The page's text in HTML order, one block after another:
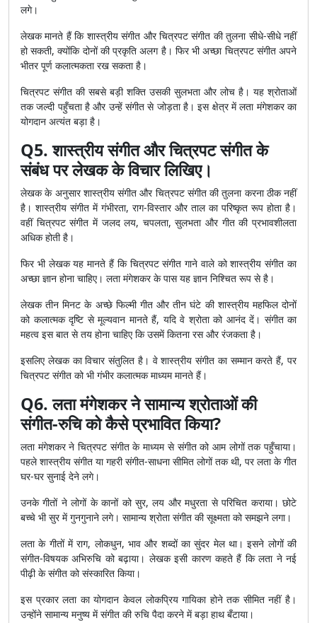
लगे।
लेखक मानते हैं कि शास्त्रीय संगीत और चित्रपट संगीत की तुलना सीधे-सीधे नहीं
हो सकती, क्योंकि दोनों की प्रकृति अलग है। फिर भी अच्छा चित्रपट संगीत अपने
भीतर पूर्ण कलात्मकता रख सकता है।
चित्रपट संगीत की सबसे बड़ी शक्ति उसकी सुलभता और लोच है। यह श्रोताओं
तक जल्दी पहुँचता है और उन्हें संगीत से जोड़ता है। इस क्षेत्र में लता मंगेशकर का
योगदान अत्यंत बड़ा है।
Q5. शास्त्रीय संगीत और चित्रपट संगीत के
संबंध पर लेखक के विचार लिखिए।
लेखक के अनुसार शास्त्रीय संगीत और चित्रपट संगीत की तुलना करना ठीक नहीं
है। शास्त्रीय संगीत में गंभीरता, राग-विस्तार और ताल का परिष्कृत रूप होता है।
वहीं चित्रपट संगीत में जलद लय, चपलता, सुलभता और गीत की प्रभावशीलता
अधिक होती है।
फिर भी लेखक यह मानते हैं कि चित्रपट संगीत गाने वाले को शास्त्रीय संगीत का
अच्छा ज्ञान होना चाहिए। लता मंगेशकर के पास यह ज्ञान निश्चित रूप से है।
लेखक तीन मिनट के अच्छे फिल्मी गीत और तीन घंटे की शास्त्रीय महफिल दोनों
को कलात्मक दृष्टि से मूल्यवान मानते हैं, यदि वे श्रोता को आनंद दें। संगीत का
महत्व इस बात से तय होना चाहिए कि उसमें कितना रस और रंजकता है।
इसलिए लेखक का विचार संतुलित है। वे शास्त्रीय संगीत का सम्मान करते हैं, पर
चित्रपट संगीत को भी गंभीर कलात्मक माध्यम मानते हैं।
Q6. लता मंगेशकर ने सामान्य श्रोताओं की
संगीत-रुचि को कैसे प्रभावित किया?
लता मंगेशकर ने चित्रपट संगीत के माध्यम से संगीत को आम लोगों तक पहुँचाया।
पहले शास्त्रीय संगीत या गहरी संगीत-साधना सीमित लोगों तक थी, पर लता के गीत
घर-घर सुनाई देने लगे।
उनके गीतों ने लोगों के कानों को सुर, लय और मधुरता से परिचित कराया। छोटे
बच्चे भी सुर में गुनगुनाने लगे। सामान्य श्रोता संगीत की सूक्ष्मता को समझने लगा।
लता के गीतों में राग, लोकधुन, भाव और शब्दों का सुंदर मेल था। इसने लोगों की
संगीत-विषयक अभिरुचि को बढ़ाया। लेखक इसी कारण कहते हैं कि लता ने नई
पीढ़ी के संगीत को संस्कारित किया।
इस प्रकार लता का योगदान केवल लोकप्रिय गायिका होने तक सीमित नहीं है।
उन्होंने सामान्य मनुष्य में संगीत की रुचि पैदा करने में बड़ा हाथ बँटाया।